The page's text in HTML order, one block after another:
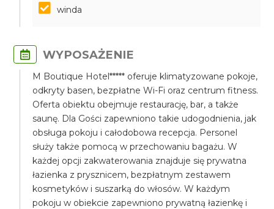
winda
WYPOSAŻENIE
M Boutique Hotel***** oferuje klimatyzowane pokoje,
odkryty basen, bezpłatne Wi-Fi oraz centrum fitness.
Oferta obiektu obejmuje restaurację, bar, a także
saunę. Dla Gości zapewniono takie udogodnienia, jak
obsługa pokoju i całodobowa recepcja. Personel
służy także pomocą w przechowaniu bagażu. W
każdej opcji zakwaterowania znajduje się prywatna
łazienka z prysznicem, bezpłatnym zestawem
kosmetyków i suszarką do włosów. W każdym
pokoju w obiekcie zapewniono prywatną łazienkę i